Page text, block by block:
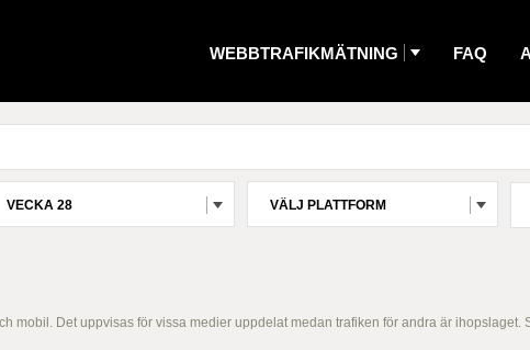
WEBBTRAFIKMÄTNING FAQ
VECKA 28 VÄLJ PLATTFORM
mobil. Det uppvisas för vissa medier uppdelat medan trafiken för andra är ihopslaget.